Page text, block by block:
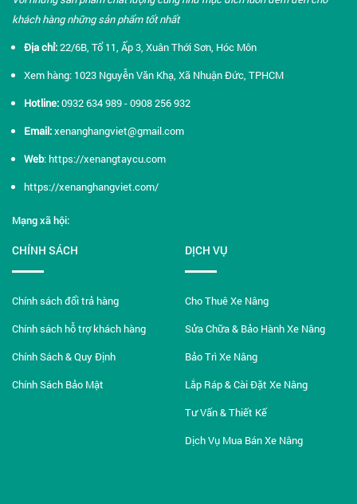
khách hàng những sản phẩm tốt nhất​
Địa chỉ:22/6B, Tổ 11, Ấp 3, Xuân Thới Sơn, Hóc Môn
Xem hàng: 1023 Nguyễn Văn Khạ, Xã Nhuận Đức, TPHCM
Hotline:0932 634 989 - 0908 256 932
Email:xenanghangviet@gmail.com
Web:https://xenangtaycu.com
https://xenanghangviet.com/
Mạng xã hội:
CHÍNH SÁCH
Chính sách đổi trả hàng
Chính sách hỗ trợ khách hàng
Chính Sách & Quy Định
Chính Sách Bảo Mật
DỊCH VỤ
Cho Thuê Xe Nâng
Sửa Chữa & Bảo Hành Xe Nâng
Bảo Trì Xe Nâng
Lắp Ráp & Cài Đặt Xe Nâng
Tư Vấn & Thiết Kế
Dịch Vụ Mua Bán Xe Nâng